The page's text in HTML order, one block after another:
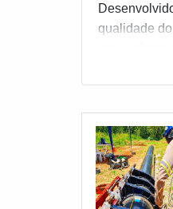
qualidade